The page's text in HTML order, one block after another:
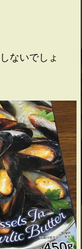
ないでしょ